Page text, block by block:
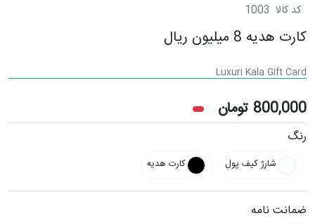
کد کالا 1003
کارت هدیه 8 میلیون ریال
Luxuri Kala Gift Card
800,000 تومان
رنگ
شارژ کیف پول کارت هدیه
ضمانت نامه